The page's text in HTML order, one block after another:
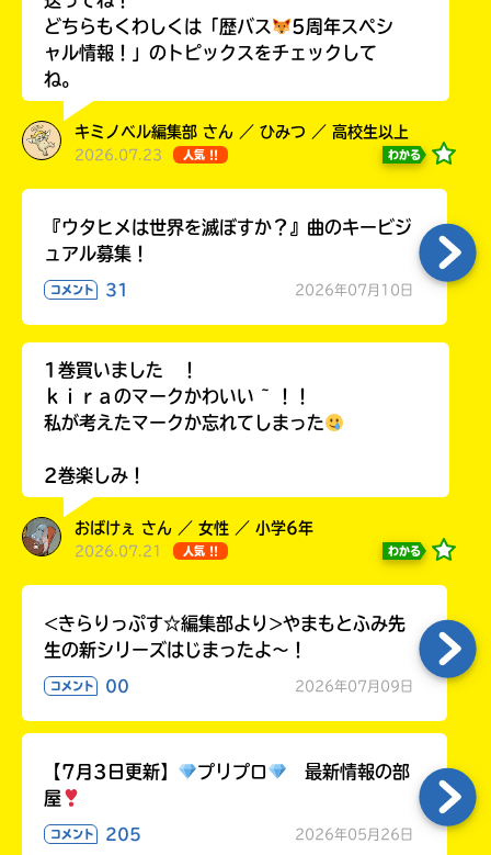
Loading
どちらもくわしくは「歴バス
5周年スペシ
ャル情報！」のトピックスをチェックして
ね。
キミノベル編集部 さん ／ ひみつ ／ 高校生以上
2026.07.23 人気 !! わかる
『ウタヒメは世界を滅ぼすか？』曲のキービジ
ュアル募集！
コメント 31 2026年07月10日
1巻買いました ！
ｋｉｒａのマークかわいい ~ ！！
私が考えたマークか忘れてしまった
2巻楽しみ！
おばけぇ さん ／ 女性 ／ 小学6年
2026.07.21 人気 !! わかる
<きらりっぷす☆編集部より>やまもとふみ先
生の新シリーズはじまったよ～！
コメント 00 2026年07月09日
【7月3日更新】 プリプロ
最新情報の部
屋
コメント 205 2026年05月26日
い
い
内
容
ー
の
で、
確